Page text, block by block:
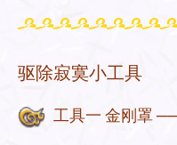
驱除寂寞小工具
工具一 金刚罩